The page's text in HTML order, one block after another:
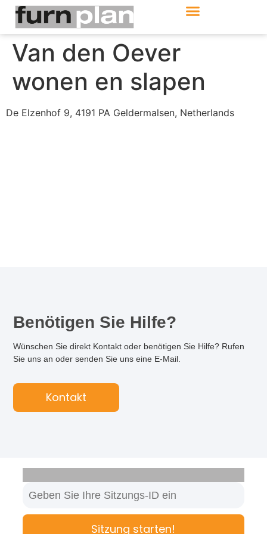
Van den Oever
wonen en slapen
De Elzenhof 9, 4191 PA Geldermalsen, Netherlands
Benötigen Sie Hilfe?
Wünschen Sie direkt Kontakt oder benötigen Sie Hilfe? Rufen
Sie uns an oder senden Sie uns eine E-Mail.
Kontakt
Sitzung starten!